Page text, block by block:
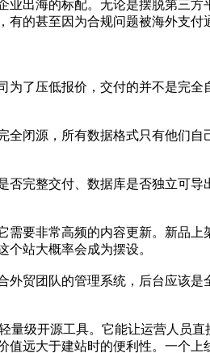
业出海的标配。无论是摆脱第三
有的甚至因为合规问题被海外支
为了压低报价，交付的并不是完
全闭源，所有数据格式只有他们
完整交付、数据库是否独立可
需要非常高频的内容更新。新品
站大概率会成为摆设。
外贸团队的管理系统，后台应该
量级开源工具。它能让运营人员
远大于建站时的便利性。一个上